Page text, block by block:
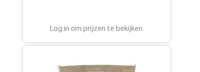
Log in om prijzen te bekijken